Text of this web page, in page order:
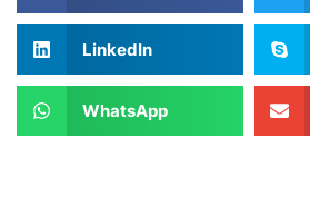
LinkedIn
WhatsApp